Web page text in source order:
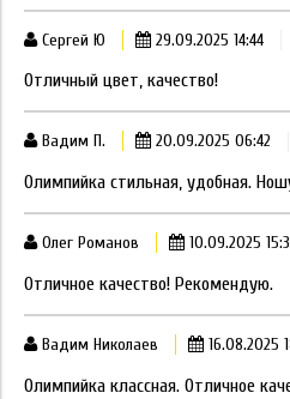
Сергей Ю 29.09.2025 14:44
Отличный цвет, качество!
Вадим П. 20.09.2025 06:42
Олимпийка стильная, удобная.
Олег Романов 10.09.2025
Отличное качество! Рекомендую.
Вадим Николаев 16.08.2025
Олимпийка классная. Отличное